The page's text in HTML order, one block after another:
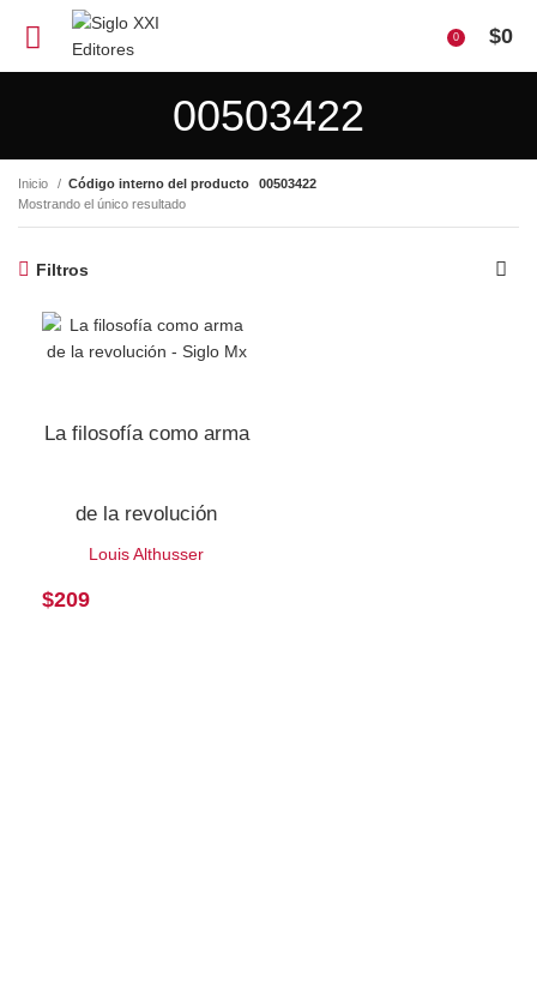
0 $0
00503422
Inicio Código interno del producto
00503422
Mostrando el único resultado
Filtros
La filosofía como arma
de la revolución
Louis Althusser
$209